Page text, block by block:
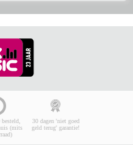
(mits
30 dagen 'niet goed
geld terug' garantie!